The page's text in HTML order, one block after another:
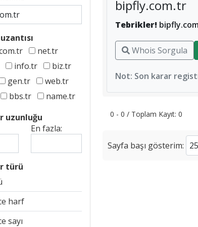
net.tr
info.tr
biz.tr
gen.tr
web.tr
bbs.tr
name.tr
uzunluğu
En fazla:
türü
harf
sayı
bipfly.com.tr
Tebrikler!
Whois Sorgula
Not: Son karar
0 - 0 / Toplam Kayıt: 0
Sayfa başı gösterim: